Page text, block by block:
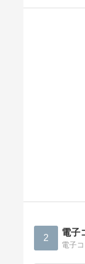
2 電子